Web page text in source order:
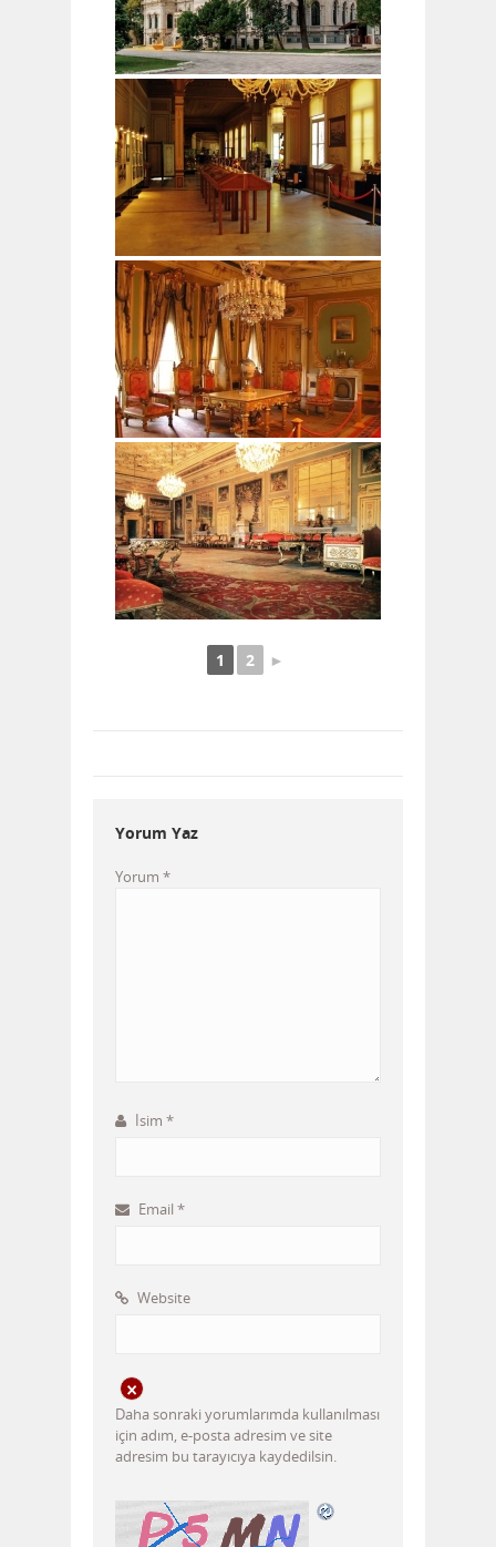
1 2 ►
Yorum Yaz
Yorum *
İsim *
Email *
Website
Daha sonraki yorumlarımda kullanılması
için adım, e-posta adresim ve site
adresim bu tarayıcıya kaydedilsin.